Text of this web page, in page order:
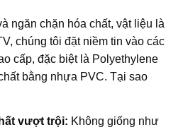
ngăn chặn hóa chất, vật liệu là
chúng tôi đặt niềm tin vào các
cấp, đặc biệt là Polyethylene
bằng nhựa PVC. Tại sao
vượt trội: Không giống như